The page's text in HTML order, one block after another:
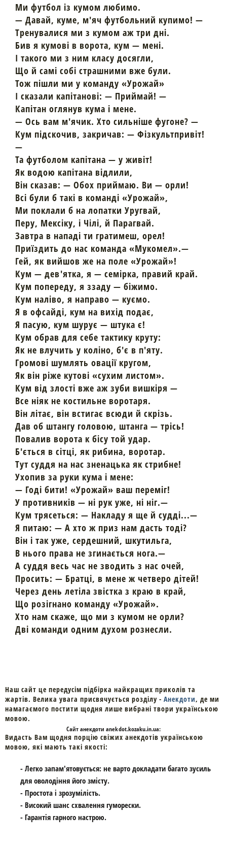
Ми футбол із кумом любимо.
— Давай, куме, м'яч футбольний купимо! —
Тренувалися ми з кумом аж три дні.
Бив я кумові в ворота, кум — мені.
І такого ми з ним класу досягли,
Що й самі собі страшними вже були.
Тож пішли ми у команду «Урожай»
І сказали капітанові: — Приймай! —
Капітан оглянув кума і мене.
— Ось вам м'ячик. Хто сильніше фугоне? —
Кум підскочив, закричав: — Фізкультпривіт!
—
Та футболом капітана — у живіт!
Як водою капітана відлили,
Він сказав: — Обох приймаю. Ви — орли!
Всі були б такі в команді «Урожай»,
Ми поклали б на лопатки Уругвай,
Перу, Мексіку, і Чілі, й Парагвай.
Завтра в нападі ти гратимеш, орел!
Приїздить до нас команда «Мукомел».—
Гей, як вийшов же на поле «Урожай»!
Кум — дев'ятка, я — семірка, правий край.
Кум попереду, я ззаду — біжимо.
Кум наліво, я направо — куємо.
Я в офсайді, кум на вихід подає,
Я пасую, кум шурує — штука є!
Кум обрав для себе тактику круту:
Як не влучить у коліно, б'є в п'яту.
Громові шумлять овації кругом,
Як він ріже кутові «сухим листом».
Кум від злості вже аж зуби вишкіря —
Все ніяк не костильне воротаря.
Він літає, він встигає всюди й скрізь.
Дав об штангу головою, штанга — трісь!
Повалив ворота к бісу той удар.
Б'ється в сітці, як рибина, воротар.
Тут суддя на нас зненацька як стрибне!
Ухопив за руки кума і мене:
— Годі бити! «Урожай» ваш переміг!
У противників — ні рук уже, ні ніг.—
Кум трясеться: — Накладу я ще й судді...—
Я питаю: — А хто ж приз нам дасть тоді?
Він і так уже, сердешний, шкутильга,
В нього права не згинається нога.—
А суддя весь час не зводить з нас очей,
Просить: — Братці, в мене ж четверо дітей!
Через день летіла звістка з краю в край,
Що розігнано команду «Урожай».
Хто нам скаже, що ми з кумом не орли?
Дві команди одним духом рознесли.
Наш сайт це передусім підбірка найкращих приколів та
жартів. Велика увага присвячується розділу - Анекдоти, де ми
намагаємого постити щодня лише вибрані твори українською
мовою.
Cайтанекдоти anekdot.kozaku.in.ua:
Видасть Вам щодня порцію свіжих анекдотів українською
мовою, які мають такі якості:
- Легко запам'ятовується: не варто докладати багато зусиль
для оволодіння його змісту.
- Простота і зрозумілість.
- Високий шанс схвалення гуморески.
- Гарантія гарного настрою.